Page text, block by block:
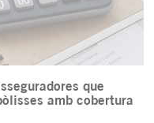
que
amb cobertura